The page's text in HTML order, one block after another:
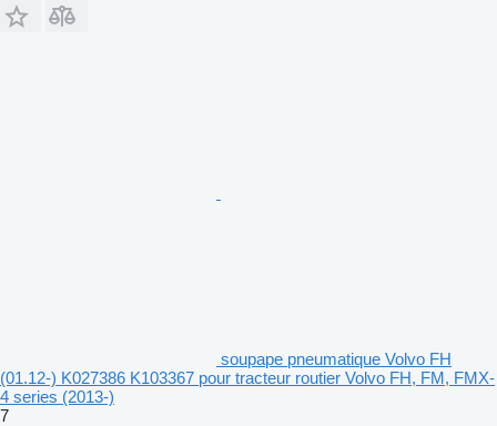
soupape pneumatique Volvo FH
(01.12-) K027386 K103367 pour tracteur routier Volvo FH, FM, FMX-
4 series (2013-)
7